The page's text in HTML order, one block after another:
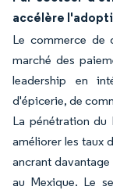
accélère
Le commerce de
marché des
leadership en
d'épicerie, de
La pénétration du
améliorer les taux
ancrant
au Mexique. Le